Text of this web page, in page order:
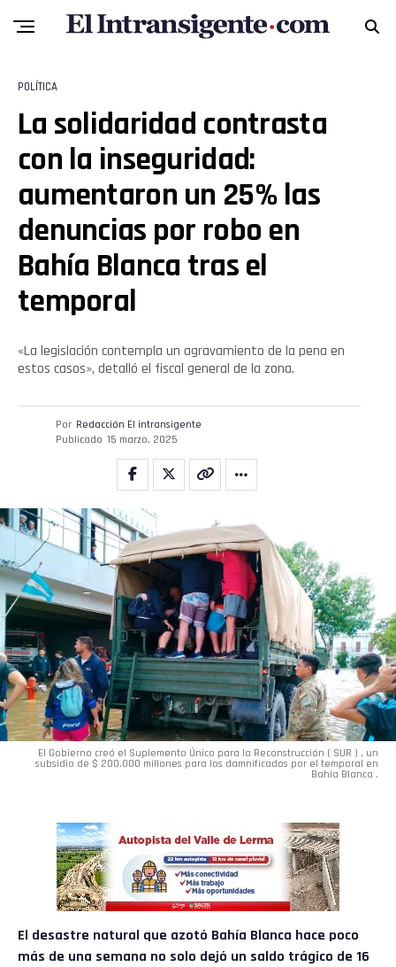
POLÍTICA
La solidaridad contrasta
con la inseguridad:
aumentaron un 25% las
denuncias por robo en
Bahía Blanca tras el
temporal
«La legislación contempla un agravamiento de la pena en
estos casos», detalló el fiscal general de la zona.
Por Redacción El intransigente
Publicado 15 marzo, 2025
El Gobierno creó el Suplemento Único para la Reconstrucción ( SUR ) , un
subsidio de $ 200.000 millones para los damnificados por el temporal en
Bahía Blanca .
El desastre natural que azotó Bahía Blanca hace poco
más de una semana no solo dejó un saldo trágico de 16